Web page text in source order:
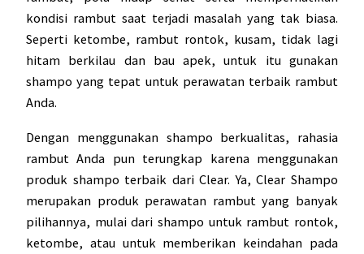
kondisi rambut saat terjadi masalah yang tak biasa.
Seperti ketombe, rambut rontok, kusam, tidak lagi
hitam berkilau dan bau apek, untuk itu gunakan
shampo yang tepat untuk perawatan terbaik rambut
Anda.
Dengan menggunakan shampo berkualitas, rahasia
rambut Anda pun terungkap karena menggunakan
produk shampo terbaik dari Clear. Ya, Clear Shampo
merupakan produk perawatan rambut yang banyak
pilihannya, mulai dari shampo untuk rambut rontok,
ketombe, atau untuk memberikan keindahan pada